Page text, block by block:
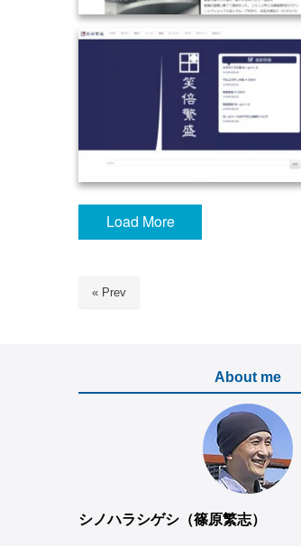
2018-HP制作／奈良県
2016-HP制作／鹿児島県
Load More
« Prev
About me
シノハラシゲシ（篠原繁志）